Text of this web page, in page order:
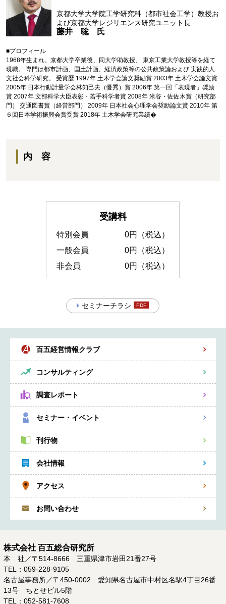
京都大学大学院工学研究科（都市社会工学）教授お
よび京都大学レジリエンス研究ユニット長
藤井 聡 氏
■プロフィール
1968年生まれ。京都大学卒業後、同大学助教授、 東京工業大学教授等を経て
現職。 専門は都市計画、国土計画、経済政策等の公共政策論および 実践的人
文社会科学研究。 受賞歴 1997年 土木学会論文奨励賞 2003年 土木学会論文賞
2005年 日本行動計量学会林知己夫（優秀）賞 2006年 第一回「表現者」奨励
賞 2007年 文部科学大臣表彰・若手科学者賞 2008年 米谷・佐佐木賞（研究部
門） 交通図書賞（経営部門） 2009年 日本社会心理学会奨励論文賞 2010年 第
６回日本学術振興会賞受賞 2018年 土木学会研究業績�
内 容
受講料
特別会員
0円（税込）
一般会員
0円（税込）
非会員
0円（税込）
セミナーチラシ
百五経営情報クラブ
コンサルティング
調査レポート
セミナー・イベント
刊行物
会社情報
アクセス
お問い合わせ
株式会社 百五総合研究所
本 社／〒514-8666 三重県津市岩田21番27号
TEL：059-228-9105
名古屋事務所／〒450-0002 愛知県名古屋市中村区名駅4丁目26番
13号 ちとせビル5階
TEL：052-581-7608